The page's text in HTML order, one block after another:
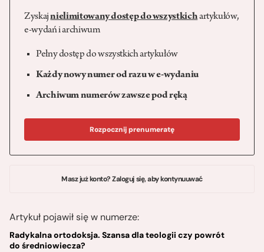
Zyskajnielimitowany dostęp do wszystkichartykułów,
e-wydań i archiwum
Pełny dostęp do wszystkich artykułów
Każdy nowy numer od razu w e-wydaniu
Archiwum numerów zawsze pod ręką
Rozpocznij prenumeratę
Masz już konto? Zaloguj się, aby kontynuuwać
Artykuł pojawił się w numerze:
Radykalna ortodoksja. Szansa dla teologii czy powrót
do średniowiecza?